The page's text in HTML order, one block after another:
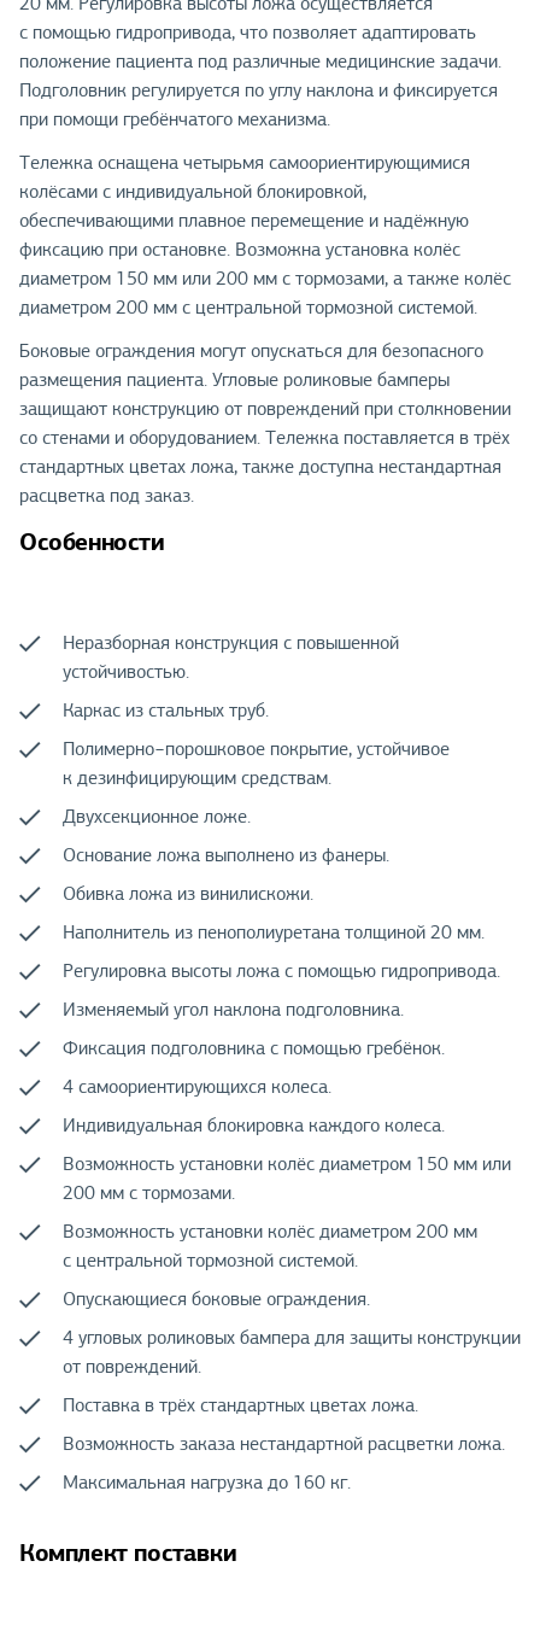
с помощью гидропривода, что позволяет адаптировать
положение пациента под различные медицинские задачи.
Подголовник регулируется по углу наклона и фиксируется
при помощи гребёнчатого механизма.
Тележка оснащена четырьмя самоориентирующимися
колёсами с индивидуальной блокировкой,
обеспечивающими плавное перемещение и надёжную
фиксацию при остановке. Возможна установка колёс
диаметром 150 мм или 200 мм с тормозами, а также колёс
диаметром 200 мм с центральной тормозной системой.
Боковые ограждения могут опускаться для безопасного
размещения пациента. Угловые роликовые бамперы
защищают конструкцию от повреждений при столкновении
со стенами и оборудованием. Тележка поставляется в трёх
стандартных цветах ложа, также доступна нестандартная
расцветка под заказ.
Особенности
Неразборная конструкция с повышенной
устойчивостью.
Каркас из стальных труб.
Полимерно−порошковое покрытие, устойчивое
к дезинфицирующим средствам.
Двухсекционное ложе.
Основание ложа выполнено из фанеры.
Обивка ложа из винилискожи.
Наполнитель из пенополиуретана толщиной 20 мм.
Регулировка высоты ложа с помощью гидропривода.
Изменяемый угол наклона подголовника.
Фиксация подголовника с помощью гребёнок.
4 самоориентирующихся колеса.
Индивидуальная блокировка каждого колеса.
Возможность установки колёс диаметром 150 мм или
200 мм с тормозами.
Возможность установки колёс диаметром 200 мм
с центральной тормозной системой.
Опускающиеся боковые ограждения.
4 угловых роликовых бампера для защиты конструкции
от повреждений.
Поставка в трёх стандартных цветах ложа.
Возможность заказа нестандартной расцветки ложа.
Максимальная нагрузка до 160 кг.
Комплект поставки